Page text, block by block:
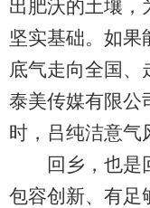
出肥沃的土壤，
坚实基础。如果
底气走向全国、
泰美传媒有限公
时，吕纯洁意气
回乡，也是回
包容创新、有足